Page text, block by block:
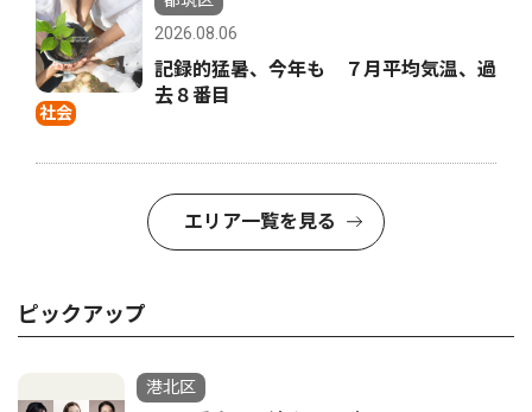
社会
2026.08.06
記録的猛暑、今年も ７月平均気温、過
去８番目
エリア一覧を見る
ピックアップ
港北区